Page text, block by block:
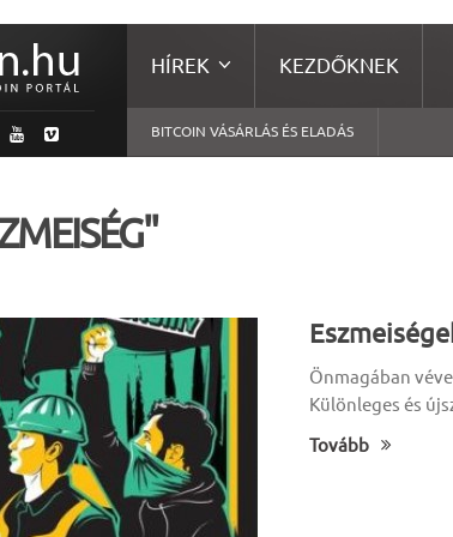
HÍREK KEZDŐKNEK
BITCOIN VÁSÁRLÁS ÉS ELADÁS
Önmagában
Különleges és
Tovább